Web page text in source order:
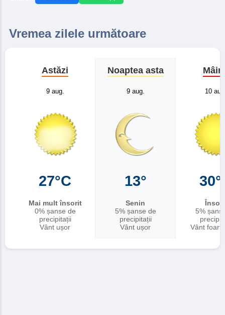
Vremea zilele următoare
Astăzi
9 aug.
27°C
Mai mult însorit
0% șanse de
precipitații
Vânt ușor
Noaptea asta
9 aug.
13°
Senin
5% șanse de
precipitații
Vânt ușor
10
5%
Vânt